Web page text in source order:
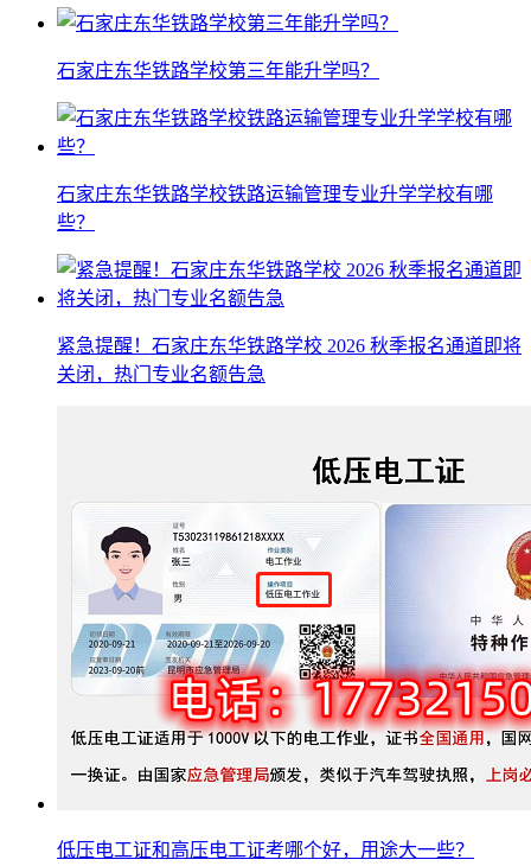
石家庄东华铁路学校第三年能升学吗？
石家庄东华铁路学校铁路运输管理专业升学学校有哪
些？
紧急提醒！石家庄东华铁路学校 2026 秋季报名通道即将
关闭，热门专业名额告急
低压电工证和高压电工证考哪个好，用途大一些？